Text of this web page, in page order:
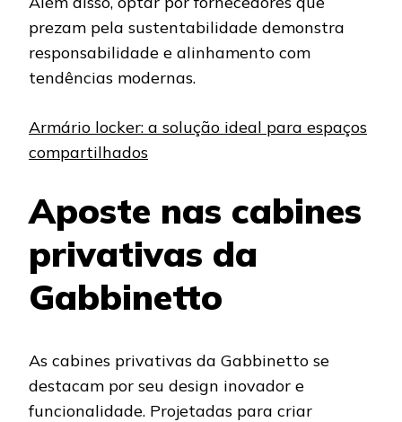
prezam pela sustentabilidade demonstra
responsabilidade e alinhamento com
tendências modernas.
Armário locker: a solução ideal para espaços
compartilhados
Aposte nas cabines
privativas da
Gabbinetto
As cabines privativas da Gabbinetto se
destacam por seu design inovador e
funcionalidade. Projetadas para criar